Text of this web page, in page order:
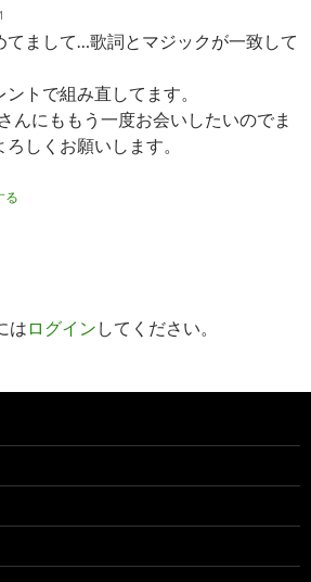
てまして…歌詞とマジックが一致して
トで組み直してます。
んにももう一度お会いしたいのでま
しくお願いします。
る
は ログイン してください。